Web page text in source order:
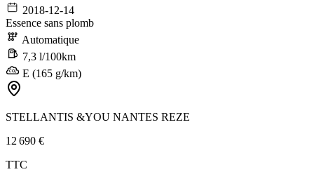
2018-12-14
Essence sans plomb
Automatique
7,3 l/100km
E (165 g/km)
STELLANTIS &YOU NANTES REZE
12 690 €
TTC